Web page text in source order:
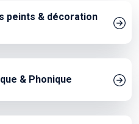
peints & décoration
& Phonique